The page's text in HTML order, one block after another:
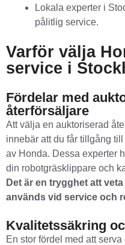
Lokala experter i
pålitlig service.
Varför välja
service i
Fördelar med
återförsäljare
Att välja en auktoriserad
innebär att du får tillgång
av Honda. Dessa experter
din robotgräsklippare och
Det är en trygghet att
används vid service och
Kvalitetssäkring
En stor fördel med att